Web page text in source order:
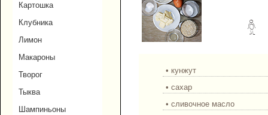
Картошка
Клубника
Лимон
Макароны
Творог
Тыква
Шампиньоны
• кунжут
• сахар
• сливочное масло